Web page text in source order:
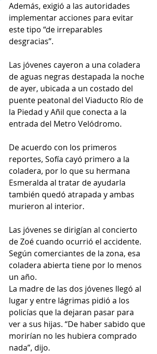
Además, exigió a las autoridades
implementar acciones para evitar
este tipo “de irreparables
desgracias”.
Las jóvenes cayeron a una coladera
de aguas negras destapada la noche
de ayer, ubicada a un costado del
puente peatonal del Viaducto Río de
la Piedad y Añil que conecta a la
entrada del Metro Velódromo.
De acuerdo con los primeros
reportes, Sofía cayó primero a la
coladera, por lo que su hermana
Esmeralda al tratar de ayudarla
también quedó atrapada y ambas
murieron al interior.
Las jóvenes se dirigían al concierto
de Zoé cuando ocurrió el accidente.
Según comerciantes de la zona, esa
coladera abierta tiene por lo menos
un año.
La madre de las dos jóvenes llegó al
lugar y entre lágrimas pidió a los
policías que la dejaran pasar para
ver a sus hijas. “De haber sabido que
morirían no les hubiera comprado
nada”, dijo.